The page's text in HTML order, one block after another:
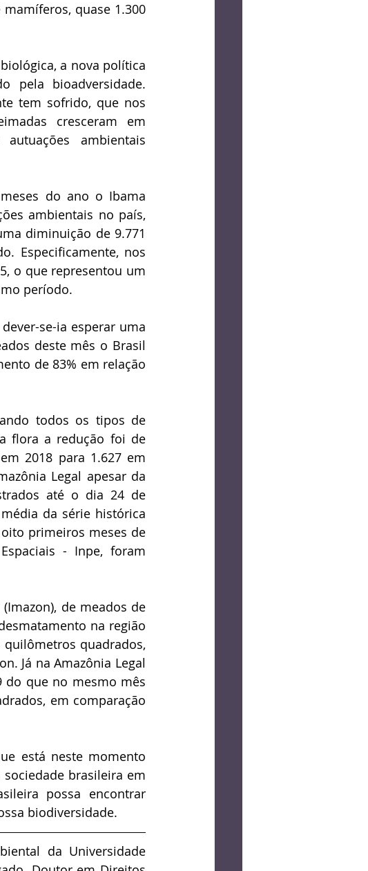
quase 1.300
a nova política
pela bioadversidade.
tem sofrido, que nos
cresceram em
ambientais
do ano o Ibama
ambientais no país,
diminuição de 9.771
Especificamente, nos
o que representou um
período.
se-ia esperar uma
deste mês o Brasil
de 83% em relação
todos os tipos de
flora a redução foi de
2018 para 1.627 em
Legal apesar da
até o dia 24 de
da série histórica
primeiros meses de
- Inpe, foram
de meados de
na região
quadrados,
Já na Amazônia Legal
do que no mesmo mês
em comparação
está neste momento
brasileira em
possa encontrar
biodiversidade.
da Universidade